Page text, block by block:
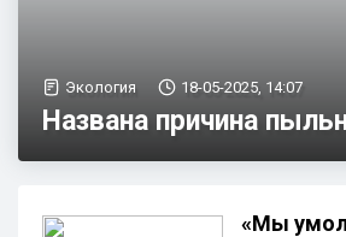
Экология 18-05-2025, 14:07
Названа причина
«Мы